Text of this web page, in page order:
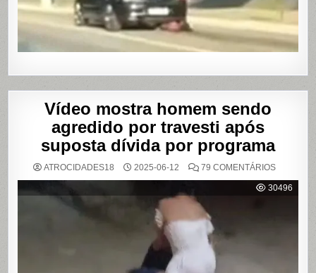
SHOWS
SÃO
PAULO
Vídeo mostra homem sendo
agredido por travesti após
suposta dívida por programa
ATROCIDADES18 2025-06-12 79 COMENTÁRIOSEM
MOSTRA
HOMEM
30496